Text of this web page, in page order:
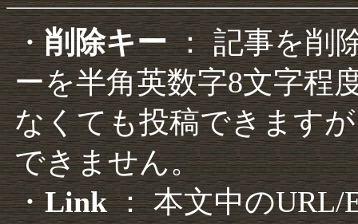
・削除キー： 記事を削
ーを半角英数字8文字程
なくても投稿できます
できません。
・Link： 本文中のURL/